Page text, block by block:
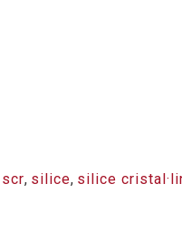
scr, silice, silice